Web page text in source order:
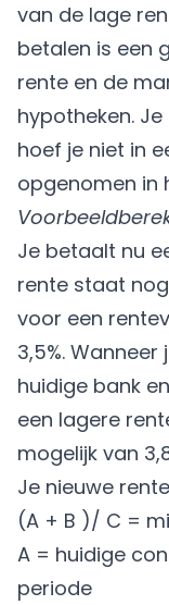
van de lage
betalen is een
rente en de
hypotheken.
hoef je niet in
opgenomen in
Je betaalt nu
rente staat
voor een
3,5%.
huidige bank
een lagere
mogelijk van
Je nieuwe
(A + B )/ C =
A = huidige
periode